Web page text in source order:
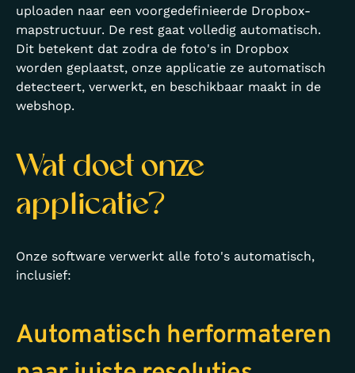
uploaden naar een voorgedefinieerde Dropbox-
mapstructuur. De rest gaat volledig automatisch.
Dit betekent dat zodra de foto's in Dropbox
worden geplaatst, onze applicatie ze automatisch
detecteert, verwerkt, en beschikbaar maakt in de
webshop.
Wat doet onze
applicatie?
Onze software verwerkt alle foto's automatisch,
inclusief:
Automatisch herformateren